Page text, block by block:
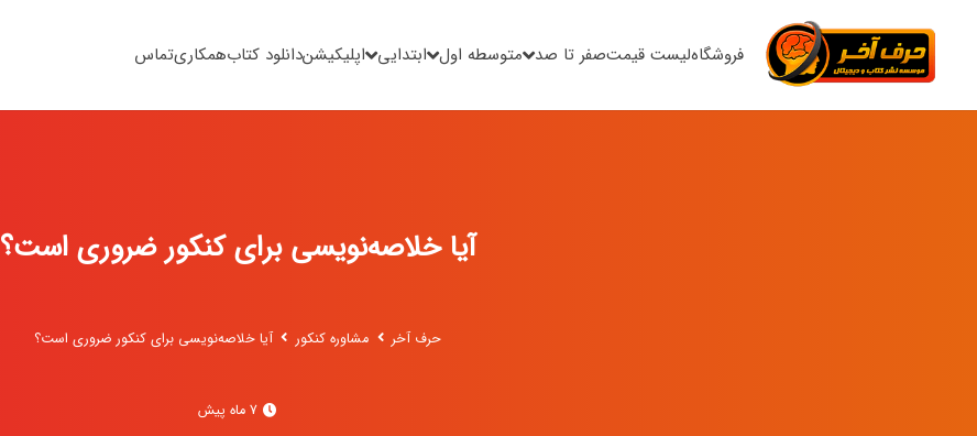
فروشگاهلیست قیمتصفر تا صد متوسطه اول ابتدایی اپلیکیشندانلود کتابهمکاریتماس
آیا خلاصه‌نویسی برای کنکور ضروری است؟
حرف آخر مشاوره کنکور آیا خلاصه‌نویسی برای کنکور ضروری است؟
7 ماه پیش